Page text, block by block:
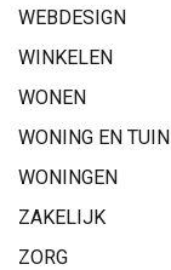
WEBDESIGN
WINKELEN
WONEN
WONING EN TUIN
WONINGEN
ZAKELIJK
ZORG